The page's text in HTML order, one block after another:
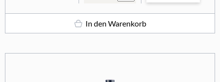
In den Warenkorb